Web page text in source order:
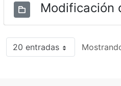
Modificación
20 entradas